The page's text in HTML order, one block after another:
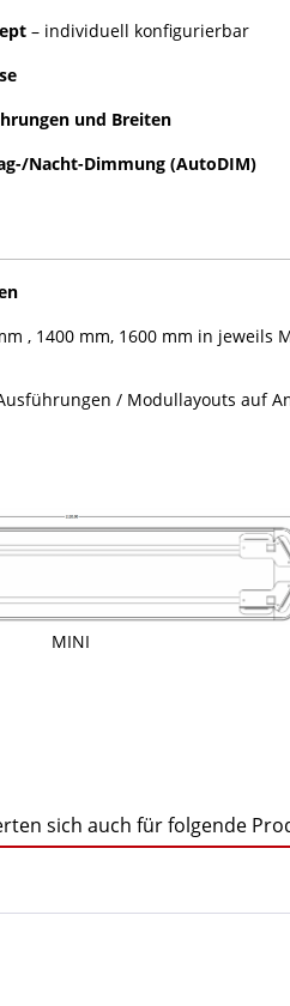
– individuell konfigurierbar
und Breiten
Nacht-Dimmung (AutoDIM)
, 1400 mm, 1600 mm in
/ Modullayouts auf
MINI
sich auch für folgende